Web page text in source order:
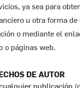
ya sea para
u otra forma
o mediante el
o páginas web.
DE AUTOR
publicación